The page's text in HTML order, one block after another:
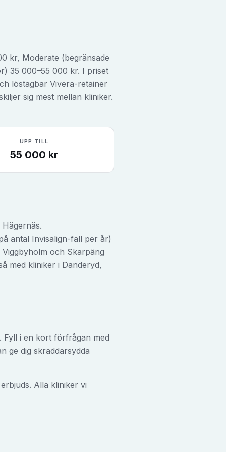
kr, Moderate (begränsade
35 000–55 000 kr. I priset
löstagbar Vivera-retainer
sig mest mellan kliniker.
UPP TILL
55 000 kr
antal Invisalign-fall per år)
och Skarpäng
med kliniker i Danderyd,
Fyll i en kort förfrågan med
ge dig skräddarsydda
Alla kliniker vi